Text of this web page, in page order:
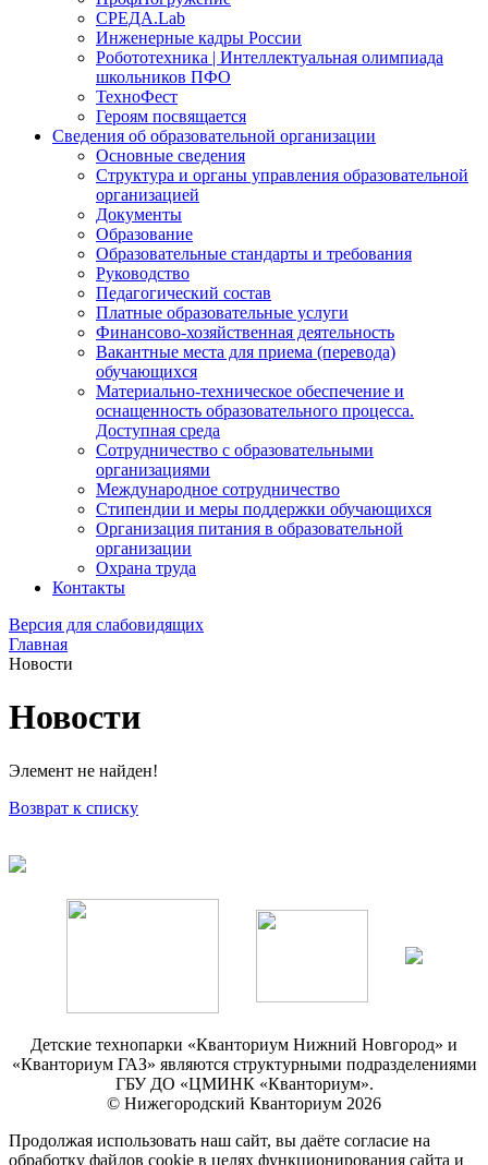
СРЕДА.Lab
Инженерные кадры России
Робототехника | Интеллектуальная олимпиада
школьников ПФО
ТехноФест
Героям посвящается
Сведения об образовательной организации
Основные сведения
Структура и органы управления образовательной
организацией
Документы
Образование
Образовательные стандарты и требования
Руководство
Педагогический состав
Платные образовательные услуги
Финансово-хозяйственная деятельность
Вакантные места для приема (перевода)
обучающихся
Материально-техническое обеспечение и
оснащенность образовательного процесса.
Доступная среда
Сотрудничество с образовательными
организациями
Международное сотрудничество
Стипендии и меры поддержки обучающихся
Организация питания в образовательной
организации
Охрана труда
Контакты
Версия для слабовидящих
Главная
Новости
Новости
Элемент не найден!
Возврат к списку
Детские технопарки «Кванториум Нижний Новгород» и
«Кванториум ГАЗ» являются структурными подразделениями
ГБУ ДО «ЦМИНК «Кванториум».
© Нижегородский Кванториум 2026
Продолжая использовать наш сайт, вы даёте согласие на
обработку файлов cookie в целях функционирования сайта и